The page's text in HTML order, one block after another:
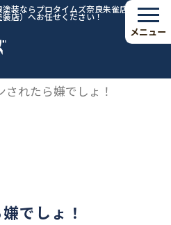
装ならプロタイムズ奈良朱雀店・生駒
店）へお任せください！
メニュー
されたら嫌でしょ！
でしょ！